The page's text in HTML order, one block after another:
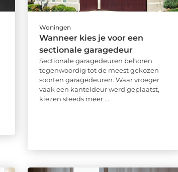
Woningen
Wanneer kies je voor een
sectionale garagedeur
Sectionale garagedeuren behoren
tegenwoordig tot de meest gekozen
soorten garagedeuren. Waar vroeger
vaak een kanteldeur werd geplaatst,
kiezen steeds meer ...